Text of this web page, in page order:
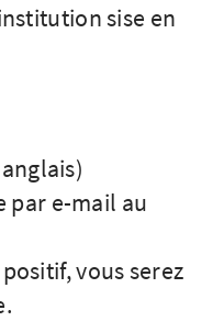
sise en
par e-mail au
vous serez